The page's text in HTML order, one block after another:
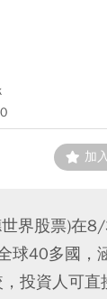
加
界股票)在
球40多國，
，投資人可